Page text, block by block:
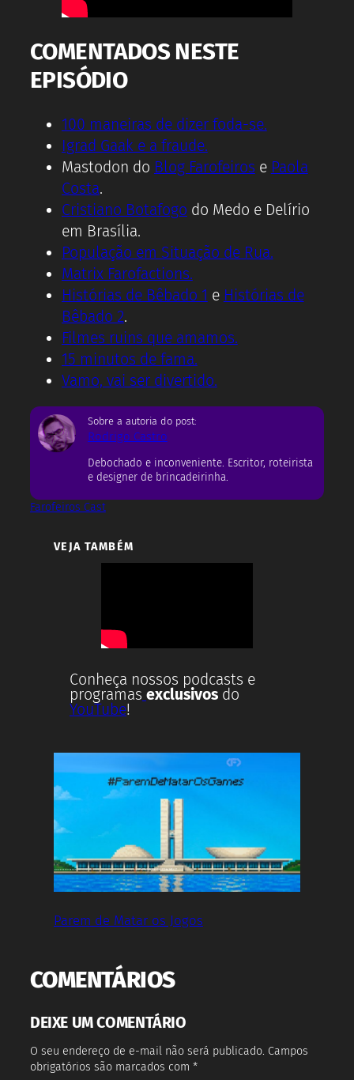
COMENTADOS NESTE
EPISÓDIO
100 maneiras de dizer foda-se.
Igrad Gaak e a fraude.
Mastodon do Blog Farofeiros e Paola
Costa.
Cristiano Botafogo do Medo e Delírio
em Brasília.
População em Situação de Rua.
Matrix Farofactions.
Histórias de Bêbado 1 e Histórias de
Bêbado 2.
Filmes ruins que amamos.
15 minutos de fama.
Vamo, vai ser divertido.
Sobre a autoria do post:
Rodrigo Castro
Debochado e inconveniente. Escritor, roteirista
e designer de brincadeirinha.
Farofeiros Cast
VEJA TAMBÉM
Conheça nossos podcasts e
programas exclusivos do
YouTube!
Parem de Matar os Jogos
COMENTÁRIOS
DEIXE UM COMENTÁRIO
O seu endereço de e-mail não será publicado. Campos
obrigatórios são marcados com *